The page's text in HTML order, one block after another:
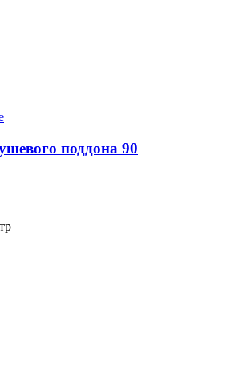
поддона 90